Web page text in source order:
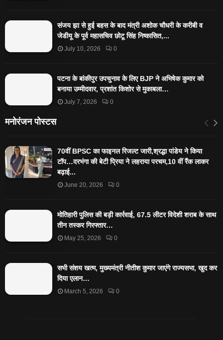
संजय झा से हुई बहस के बाद मंत्री अशोक चौधरी के करीबी व
जेडीयू के पूर्व महासचिव छोटू सिंह निष्कासित,...
July 10, 2026 0
पटना के बांकीपुर उपचुनाव के लिए BJP ने अभिषेक कुमार को
बनाया उम्मीदवार, प्रशांत किशोर से मुकाबला…
July 7, 2026 0
मनोरंजन पोस्टस
70वीं BPSC का फाइनल रिजल्ट जारी,श्रद्धा पांडेय ने किया
टॉप…दरभंगा की बेटी प्रिया ने लहराया परचम,10 वीं रैंक लाकर
बढ़ाई...
June 20, 2026 0
मोतिहारी पुलिस की बड़ी कार्रवाई, 67.5 लीटर विदेशी शराब के साथ
तीन तस्कर गिरफ्तार…
May 25, 2026 0
सभी संशय खत्म, मुख्यमंत्री नीतीश कुमार जाएंगे राज्यसभा, खुद कर
दिया एलान…
March 5, 2026 0